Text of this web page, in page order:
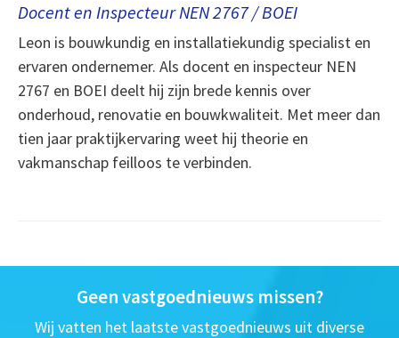
Docent en Inspecteur NEN 2767 / BOEI
Leon is bouwkundig en installatiekundig specialist en
ervaren ondernemer. Als docent en inspecteur NEN
2767 en BOEI deelt hij zijn brede kennis over
onderhoud, renovatie en bouwkwaliteit. Met meer dan
tien jaar praktijkervaring weet hij theorie en
vakmanschap feilloos te verbinden.
Geen vastgoednieuws missen?
Wij vatten het laatste vastgoednieuws uit diverse